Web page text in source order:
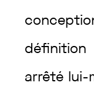
définition
arrêté lui-